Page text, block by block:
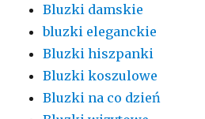
Bluzki damskie
bluzki eleganckie
Bluzki hiszpanki
Bluzki koszulowe
Bluzki na co dzień